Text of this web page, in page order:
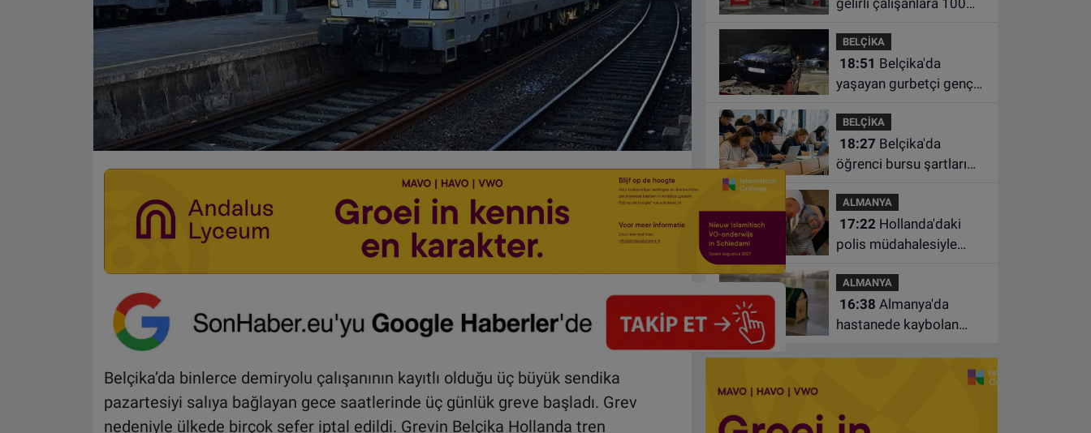
Belçika’da binlerce demiryolu çalışanının kayıtlı olduğu üç büyük sendika
pazartesiyi salıya bağlayan gece saatlerinde üç günlük greve başladı. Grev
nedeniyle ülkede birçok sefer iptal edildi. Grevin Belçika Hollanda tren
gelirli çalışanlara 100
süre uzatıldı
BELÇİKA
18:51
yaşayan gurbetçi genç
kazada hayatını kaybetti
BELÇİKA
18:27
öğrenci bursu şartları
ders almayan burs
alamayacak
ALMANYA
17:22
polis müdahalesiyle
çiftin bebeği aileden
alındı
ALMANYA
16:38
hastanede kaybolan